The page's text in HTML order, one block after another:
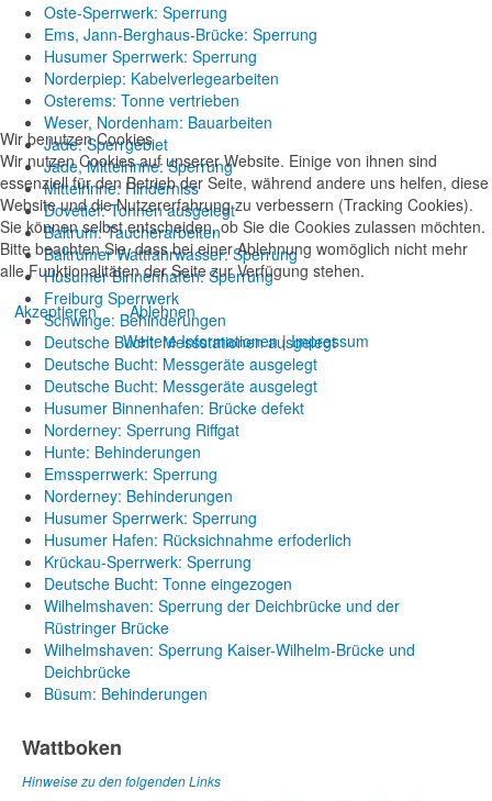
Oste-Sperrwerk: Sperrung
Ems, Jann-Berghaus-Brücke: Sperrung
Husumer Sperrwerk: Sperrung
Norderpiep: Kabelverlegearbeiten
Osterems: Tonne vertrieben
Weser, Nordenham: Bauarbeiten
Jade: Sperrgebiet
Jade, Mittelrinne: Sperrung
Mittelrinne: Hinderniss
Dovetief: Tonnen ausgelegt
Baltrum: Taucherarbeiten
Baltrumer Wattfahrwasser: Sperrung
Husumer Binnenhafen: Sperrung
Freiburg Sperrwerk
Schwinge: Behinderungen
Deutsche Bucht: Messstationen ausgelegt
Deutsche Bucht: Messgeräte ausgelegt
Deutsche Bucht: Messgeräte ausgelegt
Husumer Binnenhafen: Brücke defekt
Norderney: Sperrung Riffgat
Hunte: Behinderungen
Emssperrwerk: Sperrung
Norderney: Behinderungen
Husumer Sperrwerk: Sperrung
Husumer Hafen: Rücksichnahme erfoderlich
Krückau-Sperrwerk: Sperrung
Deutsche Bucht: Tonne eingezogen
Wilhelmshaven: Sperrung der Deichbrücke und der
Rüstringer Brücke
Wilhelmshaven: Sperrung Kaiser-Wilhelm-Brücke und
Deichbrücke
Büsum: Behinderungen
Wattboken
Hinweise zu den folgenden Links
Wir benutzen Cookies
Wir nutzen Cookies auf unserer Website. Einige von ihnen sind
essenziell für den Betrieb der Seite, während andere uns helfen, diese
Website und die Nutzererfahrung zu verbessern (Tracking Cookies).
Sie können selbst entscheiden, ob Sie die Cookies zulassen möchten.
Bitte beachten Sie, dass bei einer Ablehnung womöglich nicht mehr
alle Funktionalitäten der Seite zur Verfügung stehen.
Akzeptieren
Ablehnen
Weitere Informationen|Impressum